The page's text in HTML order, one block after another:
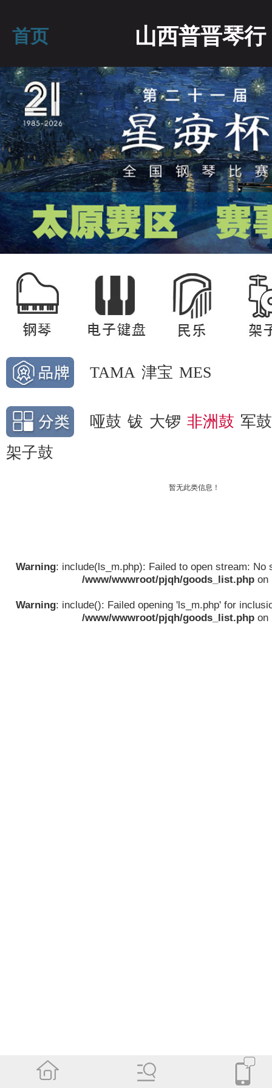
首页 山西普晋琴行
TAMA 津宝 MES
哑鼓 钹 大锣 非洲鼓 军鼓
架子鼓
暂无此类信息！
Warning: include(ls_m.php): Failed to open stream: No
/www/wwwroot/pjqh/goods_list.php on
Warning: include(): Failed opening 'ls_m.php' for
/www/wwwroot/pjqh/goods_list.php on